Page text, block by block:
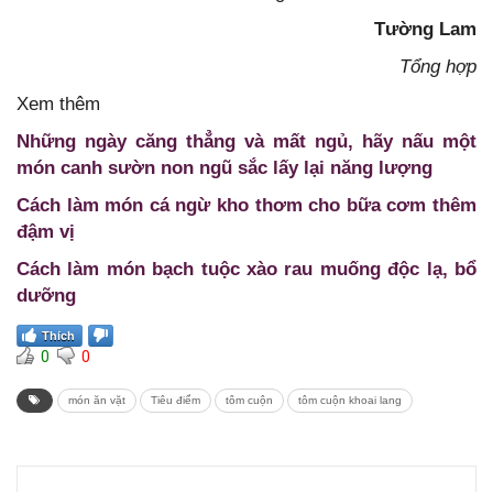
Tường Lam
Tổng hợp
Xem thêm
Những ngày căng thẳng và mất ngủ, hãy nấu một
món canh sườn non ngũ sắc lấy lại năng lượng
Cách làm món cá ngừ kho thơm cho bữa cơm thêm
đậm vị
Cách làm món bạch tuộc xào rau muống độc lạ, bổ
dưỡng
Thích
0 0
món ăn vặt Tiêu điểm tôm cuộn tôm cuộn khoai lang